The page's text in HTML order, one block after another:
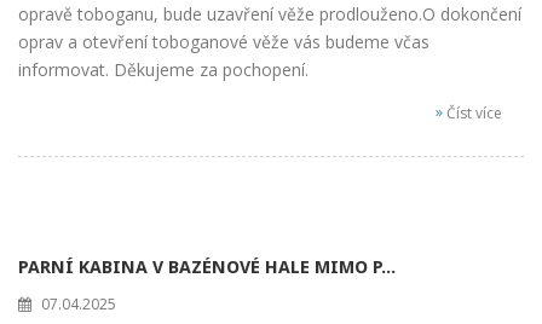
opravě toboganu, bude uzavření věže prodlouženo.O dokončení
oprav a otevření toboganové věže vás budeme včas
informovat. Děkujeme za pochopení.
»Číst více
PARNÍ KABINA V BAZÉNOVÉ HALE MIMO P...
07.04.2025